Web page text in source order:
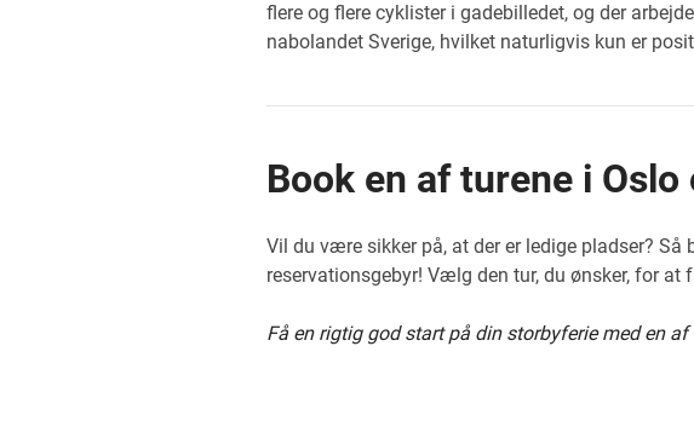
flere og flere cyklister i gadebilledet, og der
nabolandet Sverige, hvilket naturligvis kun er
Book en af turene i Oslo
Vil du være sikker på, at der er ledige pladser? Så
reservationsgebyr! Vælg den tur, du ønsker, for at
Få en rigtig god start på din storbyferie med en af